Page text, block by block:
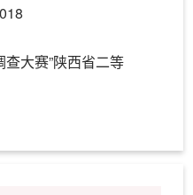
大赛”陕西省二等